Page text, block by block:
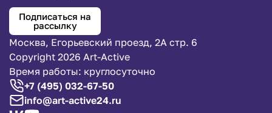
Подписаться на
рассылку
Москва, Егорьевский проезд, 2А стр. 6
Copyright 2026 Art-Active
Время работы: круглосуточно
+7 (495) 032-67-50
info@art-active24.ru